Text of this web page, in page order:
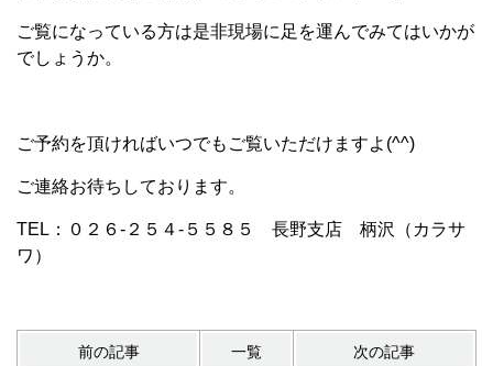
ご覧になっている方は是非現場に足を運んでみてはいかが
でしょうか。
ご予約を頂ければいつでもご覧いただけますよ(^^)
ご連絡お待ちしております。
TEL：０２６-２５４-５５８５ 長野支店 柄沢（カラサ
ワ）
前の記事 一覧 次の記事